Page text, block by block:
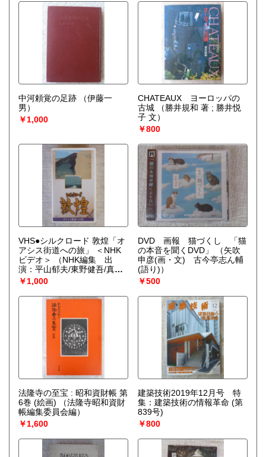
（澤地久枝/松尾論/浅葉克己/
朝吹真理子/弓指寛治/遠山秀
中河頼覚の足跡
（伊藤一
男）
￥1,000
CHATEAUX ヨーロッパの
古城
（勝井規和 著 ; 勝井悦
子 文）
￥800
VHS●シルクロード 敦煌「オ
アシス街道への旅」 ＜NHK
ビデオ＞
（NHK編集 出
演：平山郁夫/東野健吾/真野
響子/利重剛/今野登茂子/越前
屋俵太）
￥1,000
DVD 画報 猫づくし 「猫
の本音を聞くDVD」
（矢吹
申彦(画・文) 古今亭志ん輔
(語り)）
￥500
法隆寺の至宝 : 昭和資財帳 第
6巻 (絵画)
（法隆寺昭和資財
帳編集委員会編）
￥1,600
建築技術2019年12月号 特
集：建築技術の情報革命 (第
839号)
￥800